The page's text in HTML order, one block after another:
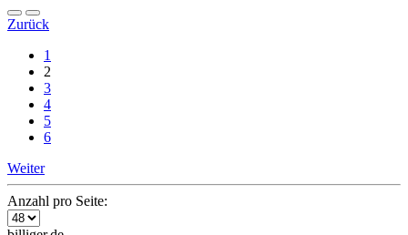
Zurück
1
2
3
4
5
6
Weiter
Anzahl pro Seite: